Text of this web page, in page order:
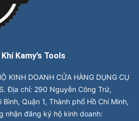
Kamy’s Tools
KINH DOANH CỬA HÀNG DỤNG CỤ
Địa chỉ: 290 Nguyễn Công Trứ,
Quận 1, Thành phố Hồ Chí Minh,
nhận đăng ký hộ kinh doanh: